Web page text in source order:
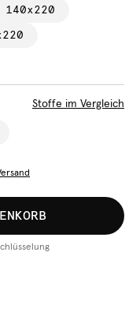
140x220
Stoffe im Vergleich